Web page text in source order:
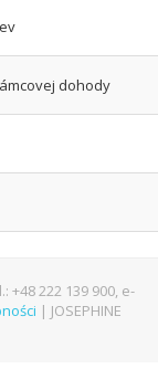
dohody
+48 222 139 900, e-
| JOSEPHINE